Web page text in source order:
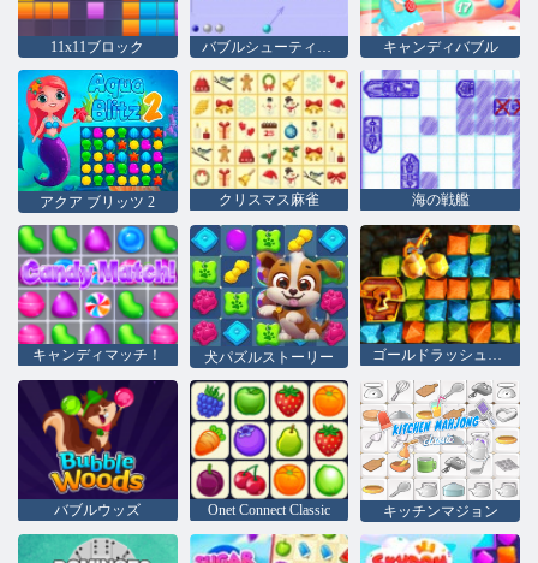
11x11ブロック バブルシューティングhtml5 キャンディバブル
アクア ブリッツ 2 クリスマス麻雀 海の戦艦
キャンディマッチ！ 犬パズルストーリー ゴールドラッシュの宝探し
バブルウッズ Onet Connect Classic キッチンマジョン